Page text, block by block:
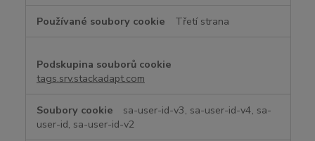
Třetí strana
tags.srv.stackadapt.com
sa-user-id-v3, sa-user-id-v4, sa-
user-id, sa-user-id-v2